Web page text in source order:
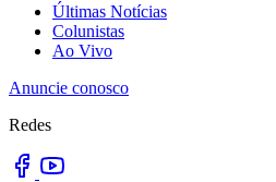
Últimas Notícias
Colunistas
Ao Vivo
Anuncie conosco
Redes